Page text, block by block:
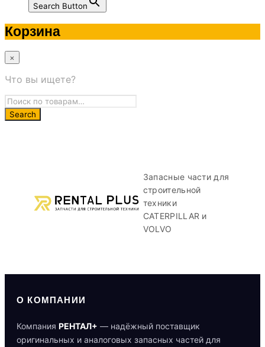
Search Button
Корзина
×
Что вы ищете?
Запасные части для
строительной
техники
CATERPILLAR и
VOLVO
О КОМПАНИИ
Компания РЕНТАЛ+ — надёжный поставщик
оригинальных и аналоговых запасных частей для